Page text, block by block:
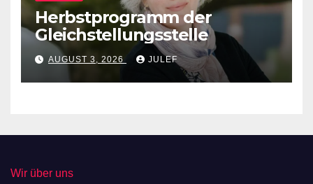
Herbstprogramm der
Gleichstellungsstelle
AUGUST 3, 2026 JULEF
Wir über uns